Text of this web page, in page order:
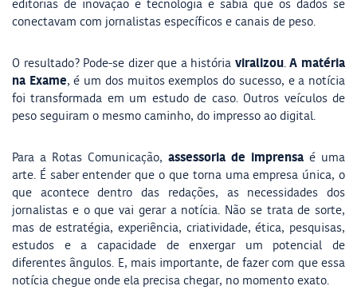
conectavam com jornalistas específicos e canais de peso.
O resultado? Pode-se dizer que a história viralizou.A matéria
na Exame, é um dos muitos exemplos do sucesso, e a notícia
foi transformada em um estudo de caso. Outros veículos de
peso seguiram o mesmo caminho, do impresso ao digital.
Para a Rotas Comunicação, assessoria de imprensa é uma
arte. É saber entender que o que torna uma empresa única, o
que acontece dentro das redações, as necessidades dos
jornalistas e o que vai gerar a notícia. Não se trata de sorte,
mas de estratégia, experiência, criatividade, ética, pesquisas,
estudos e a capacidade de enxergar um potencial de
diferentes ângulos. E, mais importante, de fazer com que essa
notícia chegue onde ela precisa chegar, no momento exato.